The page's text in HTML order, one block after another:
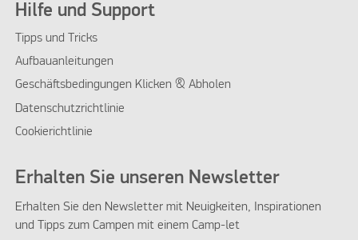
Hilfe und Support
Tipps und Tricks
Aufbauanleitungen
Geschäftsbedingungen Klicken & Abholen
Datenschutzrichtlinie
Cookierichtlinie
Erhalten Sie unseren Newsletter
Erhalten Sie den Newsletter mit Neuigkeiten, Inspirationen
und Tipps zum Campen mit einem Camp-let